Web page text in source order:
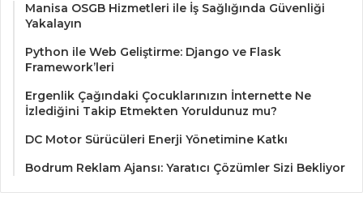
Manisa OSGB Hizmetleri ile İş Sağlığında Güvenliği
Yakalayın
Python ile Web Geliştirme: Django ve Flask
Framework’leri
Ergenlik Çağındaki Çocuklarınızın İnternette Ne
İzlediğini Takip Etmekten Yoruldunuz mu?
DC Motor Sürücüleri Enerji Yönetimine Katkı
Bodrum Reklam Ajansı: Yaratıcı Çözümler Sizi Bekliyor